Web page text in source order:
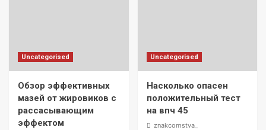
Uncategorised
Обзор эффективных
мазей от жировиков с
рассасывающим
эффектом
Uncategorised
Насколько опасен
положительный тест
на впч 45
znakcomstva_